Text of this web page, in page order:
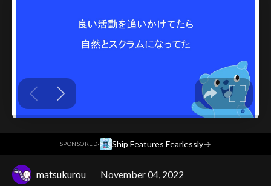
SPONSORED· Ship Features Fearlessly→
matsukurou November 04, 2022